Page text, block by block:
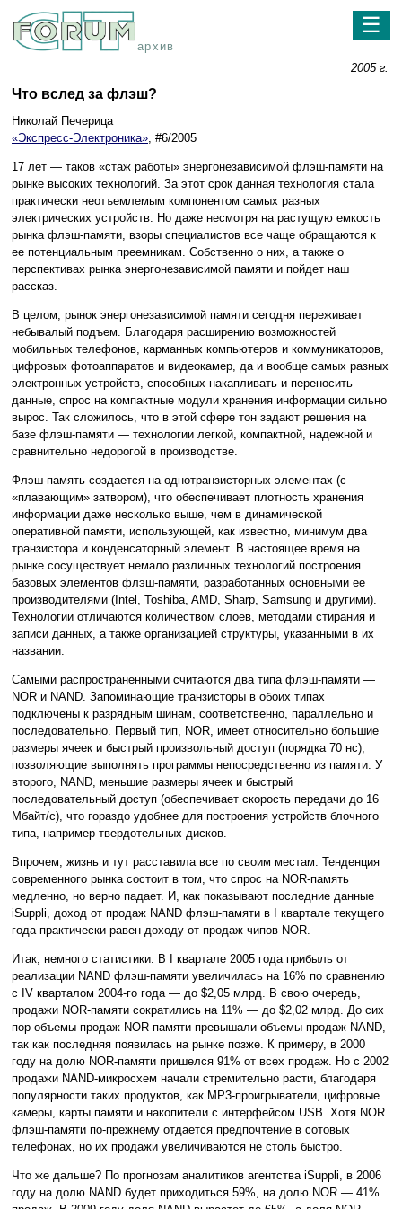
архив
☰
2005 г.
Что вслед за флэш?
Николай Печерица
«Экспресс-Электроника», #6/2005
17 лет — таков «стаж работы» энергонезависимой флэш-памяти на
рынке высоких технологий. За этот срок данная технология стала
практически неотъемлемым компонентом самых разных
электрических устройств. Но даже несмотря на растущую емкость
рынка флэш-памяти, взоры специалистов все чаще обращаются к
ее потенциальным преемникам. Собственно о них, а также о
перспективах рынка энергонезависимой памяти и пойдет наш
рассказ.
В целом, рынок энергонезависимой памяти сегодня переживает
небывалый подъем. Благодаря расширению возможностей
мобильных телефонов, карманных компьютеров и коммуникаторов,
цифровых фотоаппаратов и видеокамер, да и вообще самых разных
электронных устройств, способных накапливать и переносить
данные, спрос на компактные модули хранения информации сильно
вырос. Так сложилось, что в этой сфере тон задают решения на
базе флэш-памяти — технологии легкой, компактной, надежной и
сравнительно недорогой в производстве.
Флэш-память создается на однотранзисторных элементах (с
«плавающим» затвором), что обеспечивает плотность хранения
информации даже несколько выше, чем в динамической
оперативной памяти, использующей, как известно, минимум два
транзистора и конденсаторный элемент. В настоящее время на
рынке сосуществует немало различных технологий построения
базовых элементов флэш-памяти, разработанных основными ее
производителями (Intel, Toshiba, AMD, Sharp, Samsung и другими).
Технологии отличаются количеством слоев, методами стирания и
записи данных, а также организацией структуры, указанными в их
названии.
Самыми распространенными считаются два типа флэш-памяти —
NOR и NAND. Запоминающие транзисторы в обоих типах
подключены к разрядным шинам, соответственно, параллельно и
последовательно. Первый тип, NOR, имеет относительно большие
размеры ячеек и быстрый произвольный доступ (порядка 70 нс),
позволяющие выполнять программы непосредственно из памяти. У
второго, NAND, меньшие размеры ячеек и быстрый
последовательный доступ (обеспечивает скорость передачи до 16
Мбайт/с), что гораздо удобнее для построения устройств блочного
типа, например твердотельных дисков.
Впрочем, жизнь и тут расставила все по своим местам. Тенденция
современного рынка состоит в том, что спрос на NOR-память
медленно, но верно падает. И, как показывают последние данные
iSuppli, доход от продаж NAND флэш-памяти в I квартале текущего
года практически равен доходу от продаж чипов NOR.
Итак, немного статистики. В I квартале 2005 года прибыль от
реализации NAND флэш-памяти увеличилась на 16% по сравнению
с IV кварталом 2004-го года — до $2,05 млрд. В свою очередь,
продажи NOR-памяти сократились на 11% — до $2,02 млрд. До сих
пор объемы продаж NOR-памяти превышали объемы продаж NAND,
так как последняя появилась на рынке позже. К примеру, в 2000
году на долю NOR-памяти пришелся 91% от всех продаж. Но с 2002
продажи NAND-микросхем начали стремительно расти, благодаря
популярности таких продуктов, как MP3-проигрыватели, цифровые
камеры, карты памяти и накопители с интерфейсом USB. Хотя NOR
флэш-памяти по-прежнему отдается предпочтение в сотовых
телефонах, но их продажи увеличиваются не столь быстро.
Что же дальше? По прогнозам аналитиков агентства iSuppli, в 2006
году на долю NAND будет приходиться 59%, на долю NOR — 41%